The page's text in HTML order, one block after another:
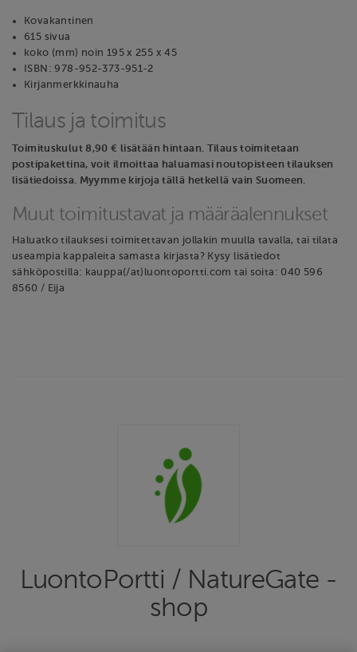
Kovakantinen
615 sivua
koko (mm) noin 195 x 255 x 45
ISBN: 978-952-373-951-2
Kirjanmerkkinauha
Tilaus ja toimitus
Toimituskulut 8,90 € lisätään hintaan. Tilaus toimitetaan
postipakettina, voit ilmoittaa haluamasi noutopisteen tilauksen
lisätiedoissa. Myymme kirjoja tällä hetkellä vain Suomeen.
Muut toimitustavat ja määräalennukset
Haluatko tilauksesi toimitettavan jollakin muulla tavalla, tai tilata
useampia kappaleita samasta kirjasta? Kysy lisätiedot
sähköpostilla: kauppa(/at)luontoportti.com tai soita: 040 596
8560 / Eija
LuontoPortti / NatureGate -
shop